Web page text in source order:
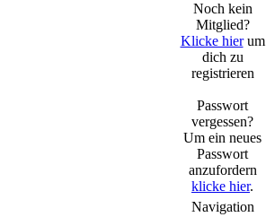
Noch kein
Mitglied?
Klicke hierum
dich zu
registrieren
Passwort
vergessen?
Um ein neues
Passwort
anzufordern
klicke hier.
Navigation